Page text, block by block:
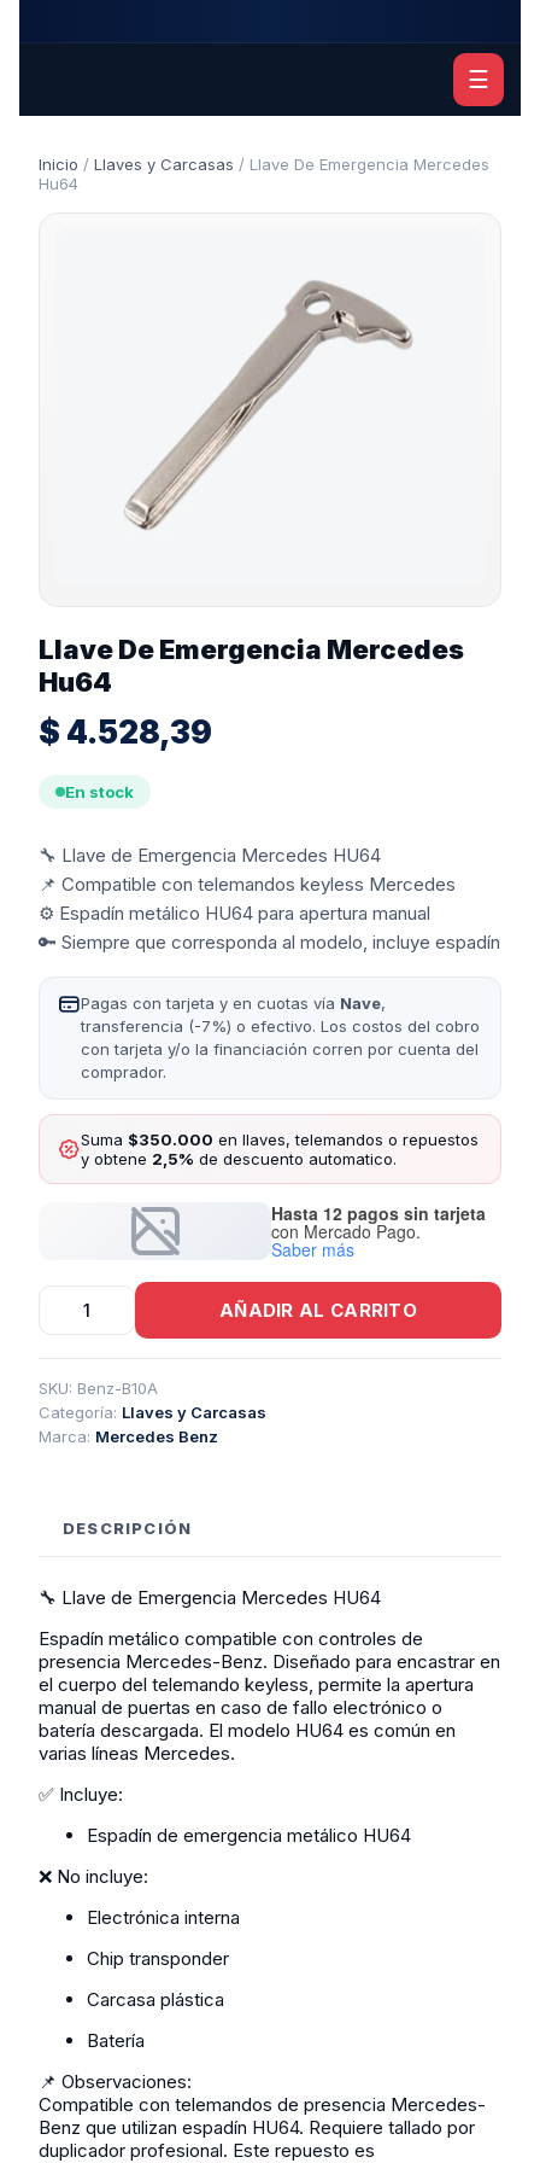
☰
Inicio / Llaves y Carcasas / Llave De Emergencia Mercedes
Hu64
Llave De Emergencia Mercedes
Hu64
$ 4.528,39
En stock
🔧 Llave de Emergencia Mercedes HU64
📌 Compatible con telemandos keyless Mercedes
⚙️ Espadín metálico HU64 para apertura manual
🔑 Siempre que corresponda al modelo, incluye espadín
Pagas con tarjeta y en cuotas vía Nave,
transferencia (-7%) o efectivo. Los costos del cobro
con tarjeta y/o la financiación corren por cuenta del
comprador.
Suma $350.000 en llaves, telemandos o repuestos
y obtene 2,5% de descuento automatico.
Hasta 12 pagos sin tarjeta
con Mercado Pago.
Saber más
Llave
Emergencia
Mercedes
Hu64
cantidad
AÑADIR AL CARRITO
SKU: Benz-B10A
Categoría: Llaves y Carcasas
Marca: Mercedes Benz
DESCRIPCIÓN
🔧 Llave de Emergencia Mercedes HU64
Espadín metálico compatible con controles de
presencia Mercedes-Benz. Diseñado para encastrar en
el cuerpo del telemando keyless, permite la apertura
manual de puertas en caso de fallo electrónico o
batería descargada. El modelo HU64 es común en
varias líneas Mercedes.
✅ Incluye:
Espadín de emergencia metálico HU64
❌ No incluye:
Electrónica interna
Chip transponder
Carcasa plástica
Batería
📌 Observaciones:
Compatible con telemandos de presencia Mercedes-
Benz que utilizan espadín HU64. Requiere tallado por
duplicador profesional. Este repuesto es